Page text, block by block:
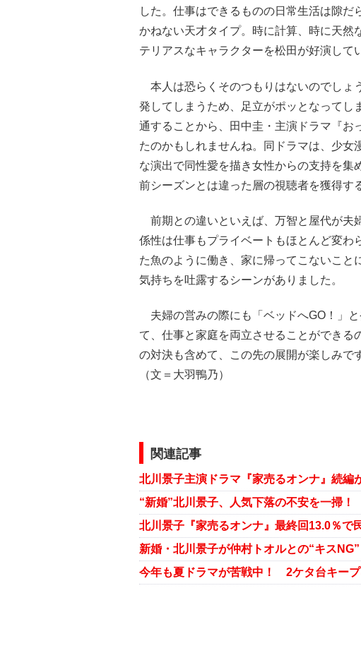
した。仕事はできるものの日常生活は隙だ
かねない天才タイプ。時に計算、時に天然
テリアスなキャラクターを松田が好演して
本人は恐らくそのつもりはないのでしょ
発してしまうため、足立がポッとなってし
通することから、田中圭・主演ドラマ『お
たのかもしれませんね。同ドラマは、少
な演出で同性愛を描き女性からの支持を
前シーズンとは違った層の視聴者を獲得す
前期との違いといえば、万智と屋代が夫
係性は仕事もプライベートもほとんど変わ
た魚のように働き、家に帰ってこないこと
気持ちを吐露するシーンがありました。
夫婦の営みの際にも「ベッドへGO！」
て、仕事と家庭を両立させることができる
の対決も含めて、この先の展開が楽しみで
（文＝大羽鴨乃）
関連記事
北川景子主演ドラマ『家売るオンナ』続